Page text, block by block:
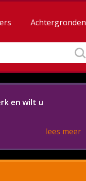
Achtergronden
en wilt u
lees meer